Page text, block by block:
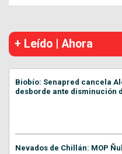
+ Leído | Ahora
Biobío: Senapred cancela
desborde ante disminución
Nevados de Chillán: MOP